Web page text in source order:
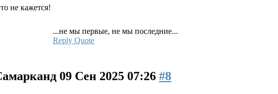
не кажется!
...не мы первые, не мы последние...
Reply Quote
09 Сен 2025 07:26 #8